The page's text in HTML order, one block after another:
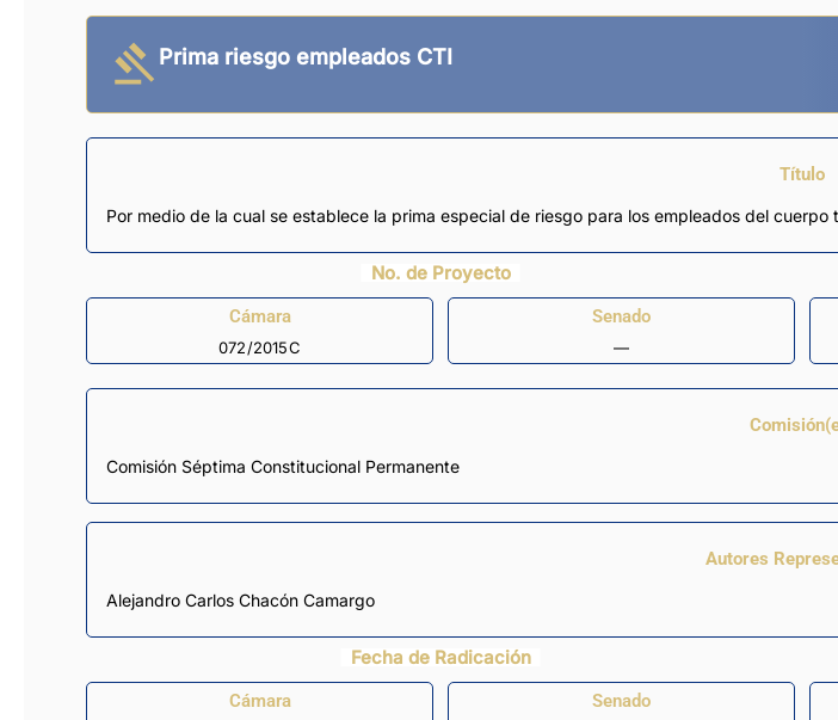
Prima riesgo empleados CTI
Título
Por medio de la cual se establece la prima especial de riesgo para los empleados del
No. de Proyecto
Cámara
072/2015C
Senado
—
Comisión Séptima Constitucional Permanente
Autores
Alejandro Carlos Chacón Camargo
Fecha de Radicación
Cámara Senado